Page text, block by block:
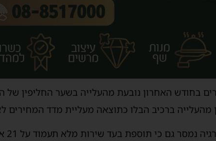
בחודש האחרון נובעת מהעלייה בשער החליפין
מהעלייה ברכיב הבלו כתוצאה מעליית מדד